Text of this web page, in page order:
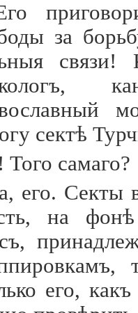
за
связи!
сектѣ
самаго?
его. Секты
на фонѣ
его,